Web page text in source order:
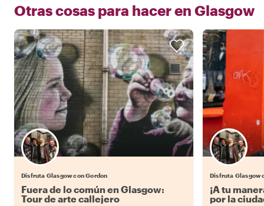
Otras cosas para hacer en Glasgow
Disfruta Glasgow con Gordon
Fuera de lo común en Glasgow:
Tour de arte callejero
Disfruta Glasgow
¡A tu
por la